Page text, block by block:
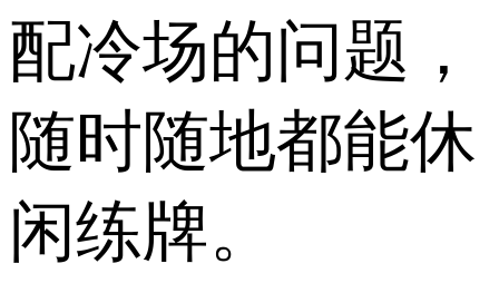
配冷场的问题，
随时随地都能休
闲练牌。